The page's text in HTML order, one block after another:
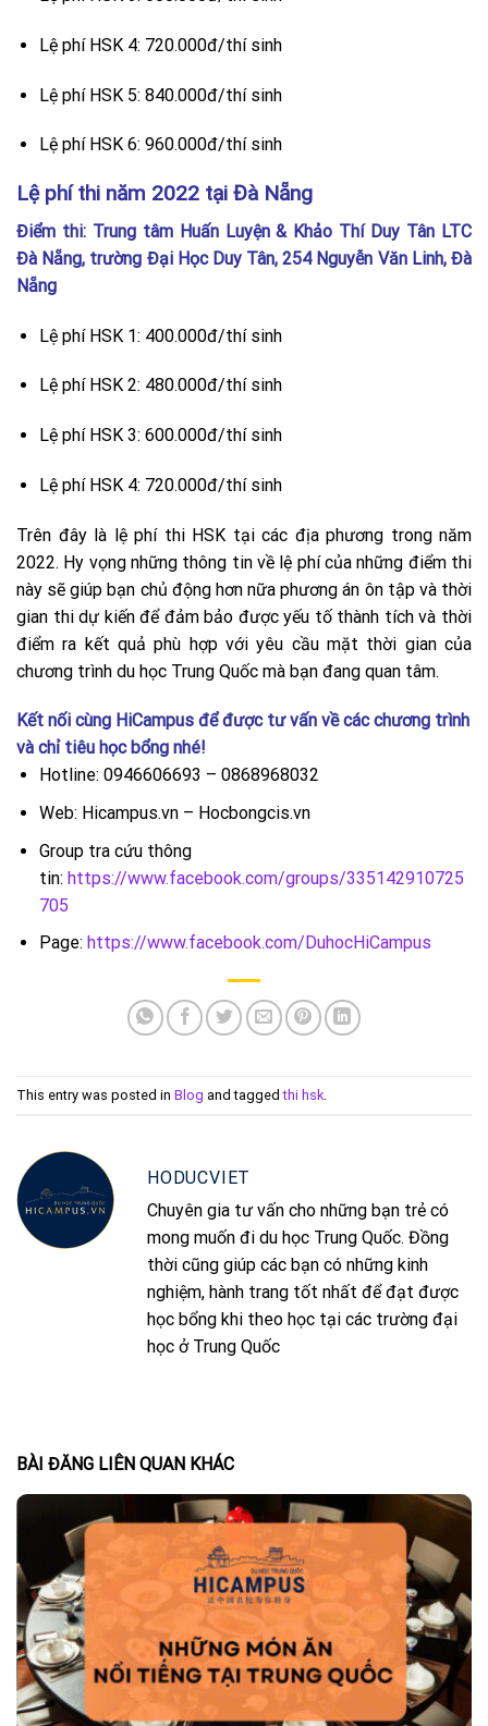
Lệ phí HSK 4: 720.000đ/thí sinh
Lệ phí HSK 5: 840.000đ/thí sinh
Lệ phí HSK 6: 960.000đ/thí sinh
Lệ phí thi năm 2022 tại Đà Nẵng
Điểm thi: Trung tâm Huấn Luyện & Khảo Thí Duy Tân LTC
Đà Nẵng, trường Đại Học Duy Tân, 254 Nguyễn Văn Linh, Đà
Nẵng
Lệ phí HSK 1: 400.000đ/thí sinh
Lệ phí HSK 2: 480.000đ/thí sinh
Lệ phí HSK 3: 600.000đ/thí sinh
Lệ phí HSK 4: 720.000đ/thí sinh
Trên đây là lệ phí thi HSK tại các địa phương trong năm
2022. Hy vọng những thông tin về lệ phí của những điểm thi
này sẽ giúp bạn chủ động hơn nữa phương án ôn tập và thời
gian thi dự kiến để đảm bảo được yếu tố thành tích và thời
điểm ra kết quả phù hợp với yêu cầu mặt thời gian của
chương trình du học Trung Quốc mà bạn đang quan tâm.
Kết nối cùng HiCampus để được tư vấn về các chương trình
và chỉ tiêu học bổng nhé!
Hotline: 0946606693 – 0868968032
Web: Hicampus.vn – Hocbongcis.vn
Group tra cứu thông
tin: https://www.facebook.com/groups/335142910725
705
Page: https://www.facebook.com/DuhocHiCampus
This entry was posted in Blog and taggedthi hsk
HODUCVIET
Chuyên gia tư vấn cho những bạn trẻ có
mong muốn đi du học Trung Quốc. Đồng
thời cũng giúp các bạn có những kinh
nghiệm, hành trang tốt nhất để đạt được
học bổng khi theo học tại các trường đại
học ở Trung Quốc
BÀI ĐĂNG LIÊN QUAN KHÁC